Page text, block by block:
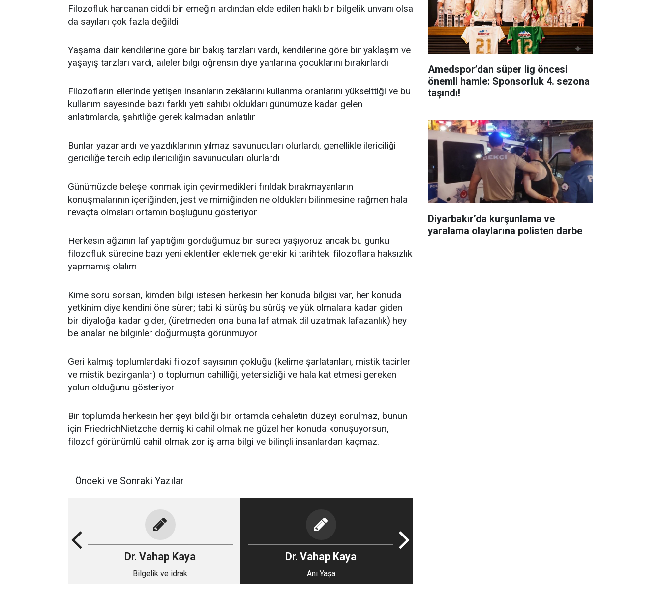
Filozofluk harcanan ciddi bir emeğin ardından elde edilen haklı bir bilgelik unvanı olsa
da sayıları çok fazla değildi
Yaşama dair kendilerine göre bir bakış tarzları vardı, kendilerine göre bir yaklaşım ve
yaşayış tarzları vardı, aileler bilgi öğrensin diye yanlarına çocuklarını bırakırlardı
Filozofların ellerinde yetişen insanların zekâlarını kullanma oranlarını yükselttiği ve bu
kullanım sayesinde bazı farklı yeti sahibi oldukları günümüze kadar gelen
anlatımlarda, şahitliğe gerek kalmadan anlatılır
Bunlar yazarlardı ve yazdıklarının yılmaz savunucuları olurlardı, genellikle ilericiliği
gericiliğe tercih edip ilericiliğin savunucuları olurlardı
Günümüzde beleşe konmak için çevirmedikleri fırıldak bırakmayanların
konuşmalarının içeriğinden, jest ve mimiğinden ne oldukları bilinmesine rağmen hala
revaçta olmaları ortamın boşluğunu gösteriyor
Herkesin ağzının laf yaptığını gördüğümüz bir süreci yaşıyoruz ancak bu günkü
filozofluk sürecine bazı yeni eklentiler eklemek gerekir ki tarihteki filozoflara haksızlık
yapmamış olalım
Kime soru sorsan, kimden bilgi istesen herkesin her konuda bilgisi var, her konuda
yetkinim diye kendini öne sürer; tabi ki sürüş bu sürüş ve yük olmalara kadar giden
bir diyaloğa kadar gider, (üretmeden ona buna laf atmak dil uzatmak lafazanlık) hey
be analar ne bilginler doğurmuşta görünmüyor
Geri kalmış toplumlardaki filozof sayısının çokluğu (kelime şarlatanları, mistik tacirler
ve mistik bezirganlar) o toplumun cahilliği, yetersizliği ve hala kat etmesi gereken
yolun olduğunu gösteriyor
Bir toplumda herkesin her şeyi bildiği bir ortamda cehaletin düzeyi sorulmaz, bunun
için FriedrichNietzche demiş ki cahil olmak ne güzel her konuda konuşuyorsun,
filozof görünümlü cahil olmak zor iş ama bilgi ve bilinçli insanlardan kaçmaz.
Önceki ve Sonraki Yazılar
Dr. Vahap Kaya
Bilgelik ve idrak
Dr. Vahap Kaya
Anı Yaşa
Amedspor’dan süper lig öncesi
önemli hamle: Sponsorluk 4. sezona
taşındı!
Diyarbakır’da kurşunlama ve
yaralama olaylarına polisten darbe